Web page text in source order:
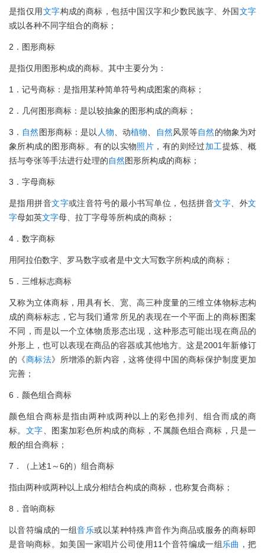
是指仅用文字构成的商标，包括中国汉字和少数民族字、外国文字
或以各种不同字组合的商标；
2．图形商标
是指仅用图形构成的商标。其中主要分为：
1．记号商标：是指用某种简单符号构成图案的商标；
2．几何图形商标：是以较抽象的图形构成的商标；
3． 自然 图形商标：是以 人物 、动植物 自然风景等自然的物象为对
象所构成的图形商标。有的以实物照片 ，有的则经过加工提炼、概
括与夸张等手法进行处理的自然图形所构成的商标；
3．字母商标
是指用拼音文字或注音符号的最小书写单位，包括拼音文字 、外文
字母如英文字母、拉丁字母等所构成的商标；
4．数字商标
用阿拉伯数字、罗马数字或者是中文大写数字所构成的商标；
5．三维标志商标
又称为立体商标，用具有长、宽、高三种度量的三维立体物标志构
成的商标标志，它与我们通常所见的表现在一个平面上的商标图案
不同，而是以一个立体物质形态出现，这种形态可能出现在商品的
外形上，也可以表现在商品的容器或其他地方。这是2001年新修订
的《商标法》所增添的新内容，这将使得中国的商标保护制度更加
完善；
6．颜色组合商标
颜色组合商标是指由两种或两种以上的彩色排列、组合而成的商
标。 文字 、图案加彩色所构成的商标，不属颜色组合商标，只是一
般的组合商标；
7．（上述1～6的）组合商标
指由两种或两种以上成分相结合构成的商标，也称复合商标；
8．音响商标
以音符编成的一组音乐或以某种特殊声音作为商品或服务的商标即
是音响商标。如美国一家唱片公司使用11个音符编成一组 乐曲 ，把